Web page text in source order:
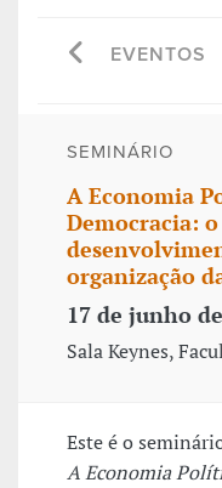
EVENTOS
SEMINÁRIO
A Economia
Democracia:
organização
17 de junho
Sala Keynes,
Este é o
A Economia